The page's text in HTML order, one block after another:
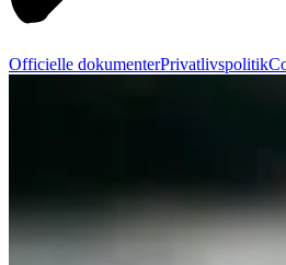
Officielle dokumenterPrivatlivspolitik